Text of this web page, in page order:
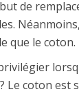
de
que le coton.
Le coton est